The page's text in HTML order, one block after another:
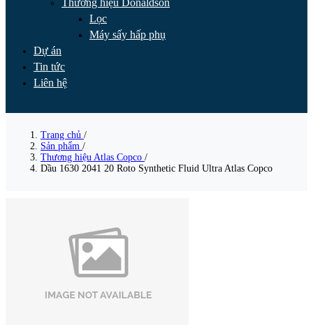
Thương hiệu Donaldson
Lọc
Máy sấy hấp phụ
Dự án
Tin tức
Liên hệ
Trang chủ /
Sản phẩm /
Thương hiệu Atlas Copco /
Dầu 1630 2041 20 Roto Synthetic Fluid Ultra Atlas Copco